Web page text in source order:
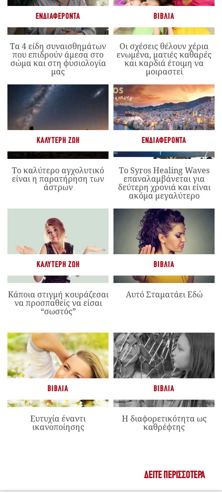
ΕΝΔΙΑΦΈΡΟΝΤΑ
Τα 4 είδη συναισθημάτων
που επιδρούν άμεσα στο
σώμα και στη φυσιολογία
μας
ΒΙΒΛΊΑ
Οι σχέσεις θέλουν χέρια
ενωμένα, ματιές καθαρές
και καρδιά έτοιμη να
μοιραστεί
ΚΑΛΎΤΕΡΗ ΖΩΉ
Το καλύτερο αγχολυτικό
είναι η παρατήρηση των
άστρων
ΕΝΔΙΑΦΈΡΟΝΤΑ
Το Syros Healing Waves
επαναλαμβάνεται για
δεύτερη χρονιά και είναι
ακόμα μεγαλύτερο
ΚΑΛΎΤΕΡΗ ΖΩΉ
Κάποια στιγμή κουράζεσαι
να προσπαθείς να είσαι
“σωστός”
ΒΙΒΛΊΑ
Αυτό Σταματάει Εδώ
ΒΙΒΛΊΑ
Ευτυχία έναντι
ικανοποίησης
ΒΙΒΛΊΑ
Η διαφορετικότητα ως
καθρέφτης
ΔΕΊΤΕ ΠΕΡΙΣΣΌΤΕΡΑ